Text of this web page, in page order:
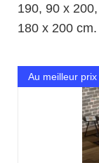
190, 90 x
180 x 200 cm.
Au meilleur